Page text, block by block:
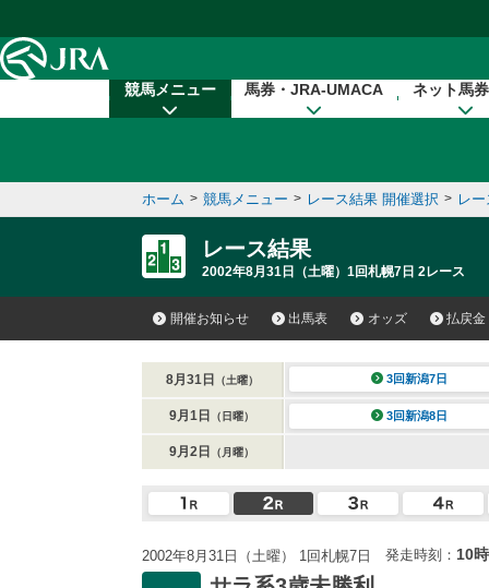
競馬メニュー 馬券・JRA-UMACA ネット馬
ホーム > 競馬メニュー > レース結果 開催選択 > レ
レース結果
2002年8月31日（土曜）1回札幌7日 2レース
開催お知らせ 出馬表 オッズ 払戻金
8月31日 （土曜） 3回新潟7日
9月1日 （日曜） 3回新潟8日
9月2日 （月曜）
2002年8月31日（土曜） 1回札幌7日 発走時刻： 10